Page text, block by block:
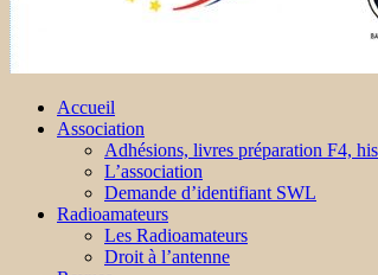
Accueil
Association
Adhésions, livres préparation F4,
L’association
Demande d’identifiant SWL
Radioamateurs
Les Radioamateurs
Droit à l’antenne